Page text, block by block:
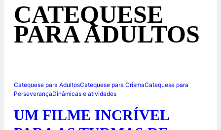
CATEQUESE
PARA ADULTOS
Catequese para AdultosCatequese para CrismaCatequese para
PerseverançaDinâmicas e atividades
UM FILME INCRÍVEL